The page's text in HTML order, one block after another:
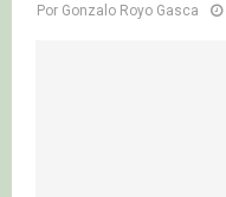
Por Gonzalo Royo Gasca